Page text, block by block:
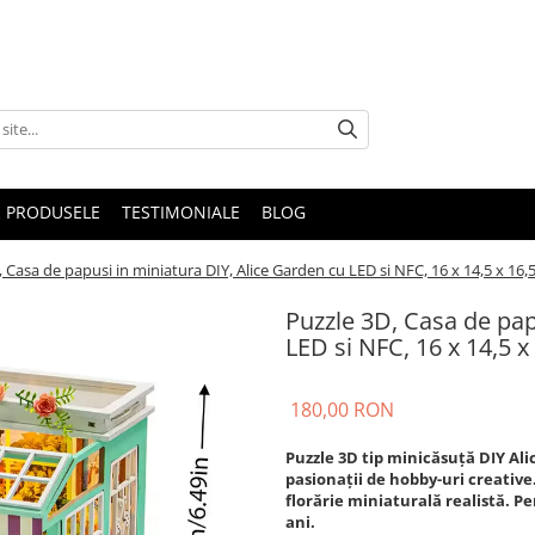
TESTIMONIALE BLOG
Casa de papusi in miniatura DIY, Alice Garden cu LED si NFC, 16 x 14,5 x
Puzzle 3D, Casa de
LED si NFC, 16 x 14,5
180,00 RON
Puzzle 3D tip minicăsuță DIY
pasionații de hobby-uri
florărie miniaturală realistă.
ani.